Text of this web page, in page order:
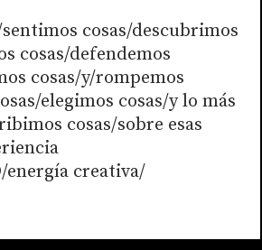
cosas/descubrimos
cosas/defendemos
cosas/y/rompemos
elegimos cosas/y lo más
cosas/sobre esas
energía creativa/